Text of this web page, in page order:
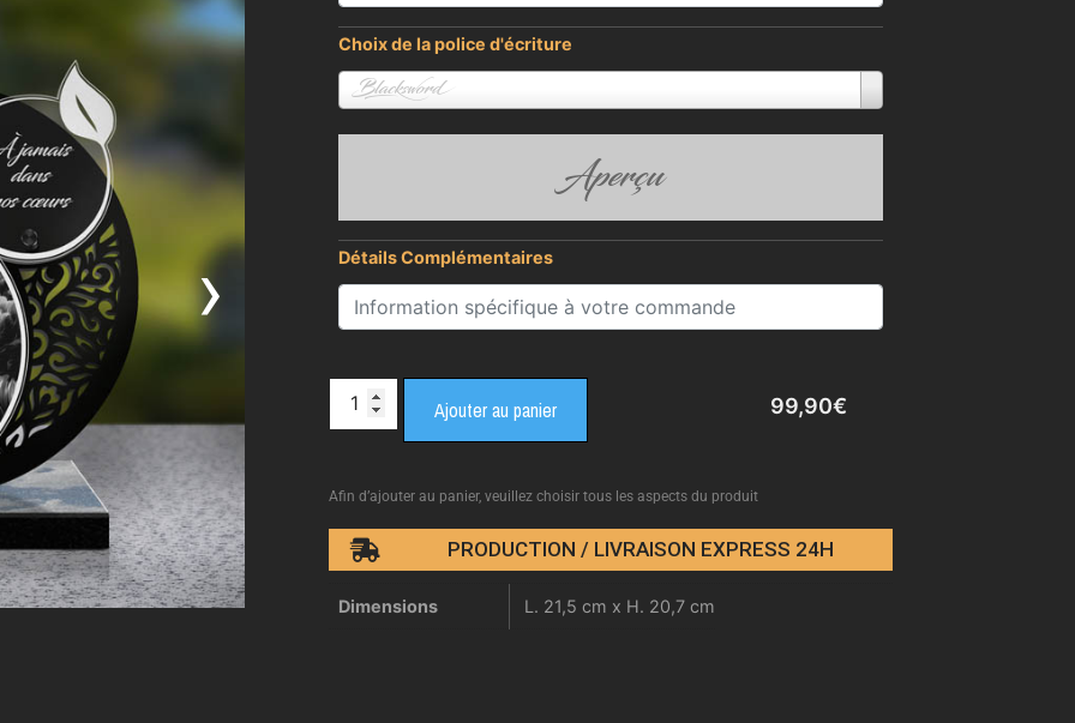
›
Choix de la police d'écriture
Blacksword
Aperçu
Détails Complémentaires
99,90€
Ajouter au panier
Afin d’ajouter au panier, veuillez choisir tous les aspects du produit
PRODUCTION / LIVRAISON EXPRESS 24H
Dimensions L. 21,5 cm x H. 20,7 cm